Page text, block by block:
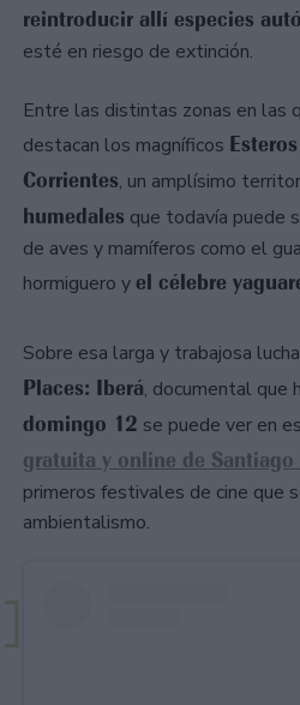
reintroducir allí especies
esté en riesgo de extinción.
Entre las distintas zonas en las
destacan los magníficos
Corrientes, un amplísimo
humedales que todavía puede
de aves y mamíferos como el
hormiguero yel célebre
Sobre esa larga y trabajosa
Places: Iberá, documental que
domingo 12 se puede ver en
gratuita y online de Santiago
primeros festivales de cine que
ambientalismo.